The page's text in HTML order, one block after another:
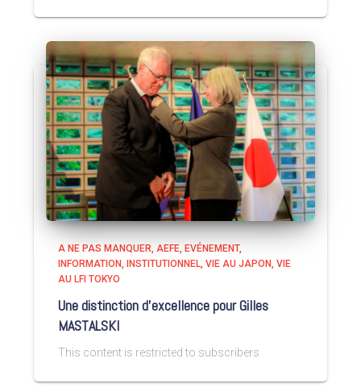
A NE PAS MANQUER AEFE EVÉNEMENT
INFORMATION
INSTITUTIONNEL VIE AU JAPON VIE
AU LFI TOKYO
Une distinction d’excellence pour Gilles
MASTALSKI
This content is restricted to subscribers